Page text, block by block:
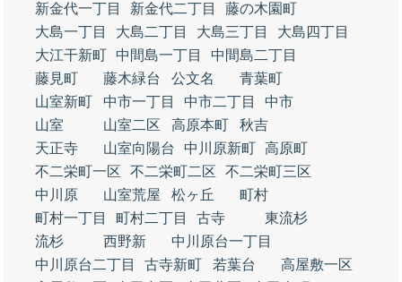
新金代一丁目
新金代二丁目
藤の木園町
大島一丁目
大島二丁目 大島三丁目
大島四丁目
大江干新町
中間島一丁目
中間島二丁目
藤見町
藤木緑台 公文名
青葉町
山室新町
中市一丁目 中市二丁目
中市
山室
山室二区 高原本町
秋吉
天正寺
山室向陽台 中川原新町 高原町
不二栄町一区
不二栄町二区
不二栄町三区
中川原
山室荒屋 松ヶ丘
町村
町村一丁目
町村二丁目 古寺
東流杉
流杉
西野新
中川原台一丁目
中川原台二丁目
古寺新町 若葉台
高屋敷一区